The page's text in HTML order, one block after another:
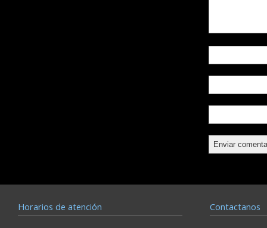
Horarios de atención Contactanos